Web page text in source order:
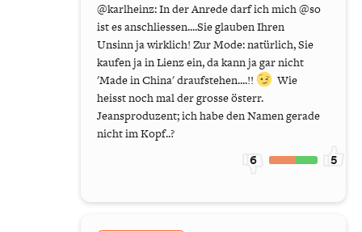
@karlheinz: In der Anrede darf ich mich @so
ist es anschliessen....Sie glauben Ihren
Unsinn ja wirklich! Zur Mode: natürlich, Sie
kaufen ja in Lienz ein, da kann ja gar nicht
'Made in China' draufstehen....!!
Wie
heisst noch mal der grosse österr.
Jeansproduzent; ich habe den Namen gerade
nicht im Kopf..?
6 5